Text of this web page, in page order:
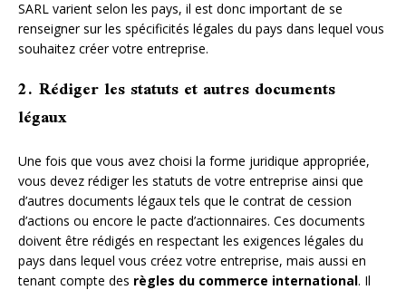
SARL varient selon les pays, il est donc important de se
renseigner sur les spécificités légales du pays dans lequel vous
souhaitez créer votre entreprise.
2. Rédiger les statuts et autres documents
légaux
Une fois que vous avez choisi la forme juridique appropriée,
vous devez rédiger les statuts de votre entreprise ainsi que
d’autres documents légaux tels que le contrat de cession
d’actions ou encore le pacte d’actionnaires. Ces documents
doivent être rédigés en respectant les exigences légales du
pays dans lequel vous créez votre entreprise, mais aussi en
tenant compte des règles du commerce international. Il